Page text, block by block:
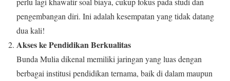
pengembangan diri. Ini adalah kesempatan yang tidak datang
dua kali!
Akses ke Pendidikan Berkualitas
Bunda Mulia dikenal memiliki jaringan yang luas dengan
berbagai institusi pendidikan ternama, baik di dalam maupun